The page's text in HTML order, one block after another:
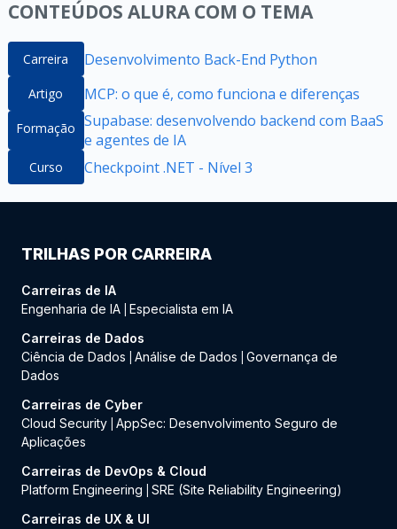
CONTEÚDOS ALURA COM O TEMA
Carreira Desenvolvimento Back-End Python
Artigo MCP: o que é, como funciona e diferenças
Formação Supabase: desenvolvendo backend com BaaS
e agentes de IA
Curso Checkpoint .NET - Nível 3
TRILHAS POR CARREIRA
Carreiras de IA
Engenharia de IA Especialista em IA
Carreiras de Dados
Ciência de Dados
Análise de Dados
Governança de
Dados
Carreiras de Cyber
Cloud Security AppSec: Desenvolvimento Seguro de
Aplicações
Carreiras de DevOps & Cloud
Platform Engineering
SRE (Site Reliability Engineering)
Carreiras de UX & UI